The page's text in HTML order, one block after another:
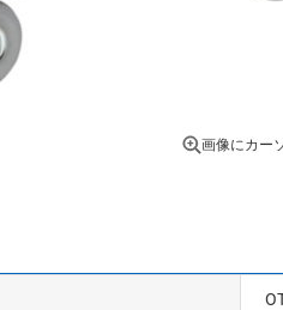
画像にカー